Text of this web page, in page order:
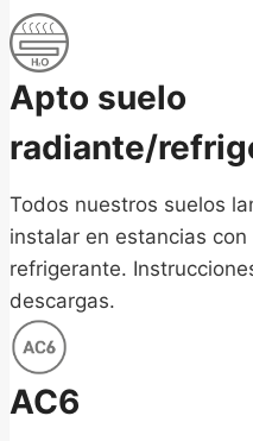
Apto suelo
radiante/
Todos nuestros suelos
instalar en estancias
refrigerante.
descargas.
AC6